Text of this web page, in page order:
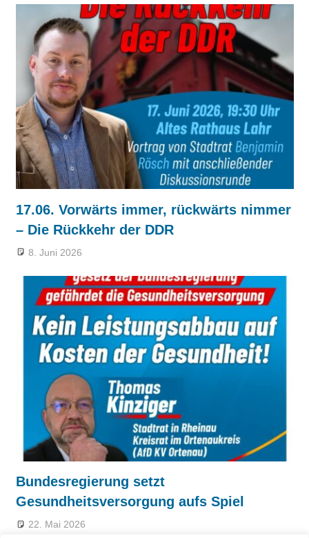
17.06. Vorwärts immer, rückwärts nimmer
– Die Rückkehr der DDR
8. Juni 2026
Bundesregierung setzt
Gesundheitsversorgung aufs Spiel
22. Mai 2026